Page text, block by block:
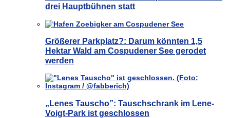
drei Hauptbühnen statt
Größerer Parkplatz?: Darum könnten 1,5
Hektar Wald am Cospudener See gerodet
werden
„Lenes Tauscho”: Tauschschrank im Lene-
Voigt-Park ist geschlossen